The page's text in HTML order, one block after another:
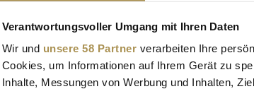
Verantwortungsvoller Umgang mit Ihren Daten
Wir und unsere 58 Partner verarbeiten Ihre
Cookies, um Informationen auf Ihrem Gerät zu
Inhalte, Messungen von Werbung und Inhalten,